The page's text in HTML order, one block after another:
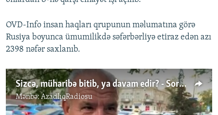
OVD-Info insan haqları qrupunun məlumatına görə
Rusiya boyunca ümumilikdə səfərbərliyə etiraz edən azı
2398 nəfər saxlanıb.
Sizcə, müharibə bitib, ya davam edir? - Sorğu
Mənbə: AzadlıqRadiosu